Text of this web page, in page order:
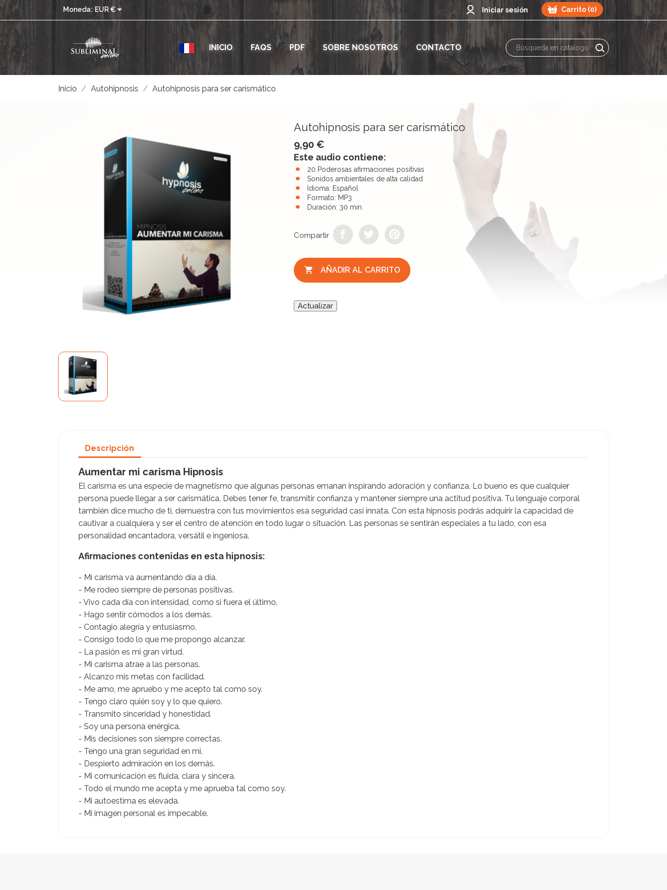
Moneda: EUR € Iniciar sesión Carrito (0)
INICIO FAQS PDF SOBRE NOSOTROS CONTACTO
Inicio Autohipnosis Autohipnosis para ser carismático
Autohipnosis para ser carismático
9,90 €
Este audio contiene:
20 Poderosas afirmaciones positivas
Sonidos ambientales de alta calidad
Idioma: Español
Formato: MP3
Duración: 30 min.
Compartir
 AÑADIR AL CARRITO
Descripción
Aumentar mi carisma Hipnosis
El carisma es una especie de magnetismo que algunas personas emanan inspirando adoración y confianza. Lo bueno es que cualquier
persona puede llegar a ser carismática. Debes tener fe, transmitir confianza y mantener siempre una actitud positiva. Tu lenguaje corporal
también dice mucho de ti, demuestra con tus movimientos esa seguridad casi innata. Con esta hipnosis podrás adquirir la capacidad de
cautivar a cualquiera y ser el centro de atención en todo lugar o situación. Las personas se sentirán especiales a tu lado, con esa
personalidad encantadora, versátil e ingeniosa.
Afirmaciones contenidas en esta hipnosis:
- Mi carisma va aumentando día a día.
- Me rodeo siempre de personas positivas.
- Vivo cada día con intensidad, como si fuera el último.
- Hago sentir cómodos a los demás.
- Contagio alegría y entusiasmo.
- Consigo todo lo que me propongo alcanzar.
- La pasión es mi gran virtud.
- Mi carisma atrae a las personas.
- Alcanzo mis metas con facilidad.
- Me amo, me apruebo y me acepto tal como soy.
- Tengo claro quién soy y lo que quiero.
- Transmito sinceridad y honestidad.
- Soy una persona enérgica.
- Mis decisiones son siempre correctas.
- Tengo una gran seguridad en mi.
- Despierto admiración en los demás.
- Mi comunicación es fluida, clara y sincera.
- Todo el mundo me acepta y me aprueba tal como soy.
- Mi autoestima es elevada.
- Mi imagen personal es impecable.